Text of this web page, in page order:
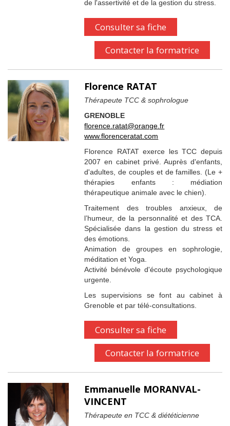
de l'assertivité et de la gestion du stress.
Consulter sa fiche
Contacter la formatrice
Florence RATAT
Thérapeute TCC & sophrologue
GRENOBLE
florence.ratat@orange.fr
www.florenceratat.com
Florence RATAT exerce les TCC depuis
2007 en cabinet privé. Auprès d'enfants,
d'adultes, de couples et de familles. (Le +
thérapies enfants : médiation
thérapeutique animale avec le chien).
Traitement des troubles anxieux, de
l’humeur, de la personnalité et des TCA.
Spécialisée dans la gestion du stress et
des émotions.
Animation de groupes en sophrologie,
méditation et Yoga.
Activité bénévole d'écoute psychologique
urgente.
Les supervisions se font au cabinet à
Grenoble et par télé-consultations.
Consulter sa fiche
Contacter la formatrice
Emmanuelle MORANVAL-
VINCENT
Thérapeute en TCC & diététicienne